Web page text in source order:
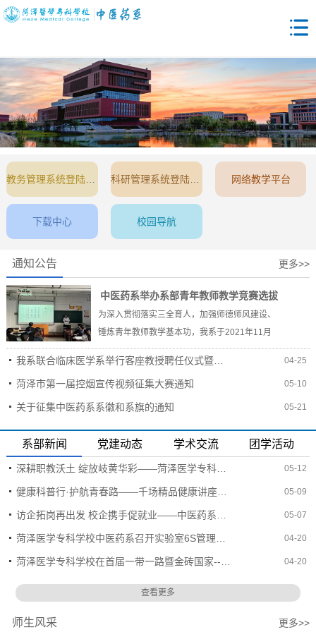
教务管理系统登陆入口 科研管理系统登陆入口 网络教学平台
下载中心 校园导航
通知公告 更多>>
中医药系举办系部青年教师教学竞赛选拔
为深入贯彻落实三全育人，加强师德师风建设、
锤炼青年教师教学基本功，我系于2021年11月
28日在三号实验楼6楼5604教室开展青年教师教
学竞赛选拔活动。张锦、周芳、李翠云参加选
拔。校组织部部长谢明夫、中医药系党总支书记
杨茜、中医药系主任王旭、各教研室主任、实训
位老师讲课风格各异，针推教研室张锦授课内容
层层递进、逻辑清晰，通俗易懂，中药教研室周
芳进行启发式教学，将教学...
04-25
菏泽市第一届控烟宣传视频征集大赛通知 05-10
关于征集中医药系系徽和系旗的通知 05-21
系部新闻 党建动态 学术交流 团学活动
05-12
05-09
05-07
04-20
04-20
查看更多
师生风采 更多>>